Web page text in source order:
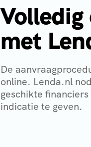
Volledig
met
De
online. Lenda.nl
geschikte
indicatie te geven.